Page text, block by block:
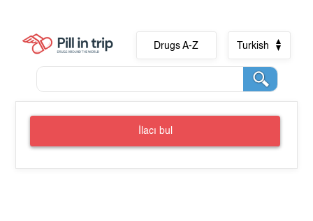
Drugs A-Z Turkish
İlacı bul